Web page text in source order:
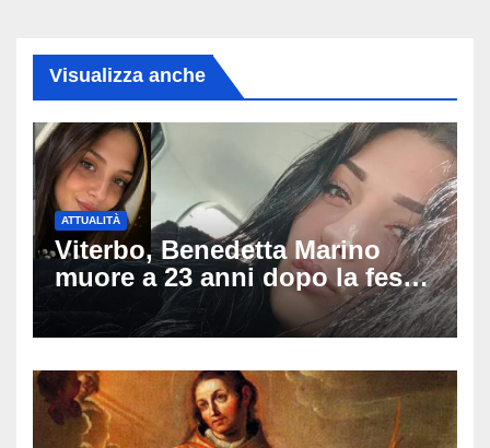
Visualizza anche
ATTUALITÀ
Viterbo, Benedetta Marino
muore a 23 anni dopo la festa
di compleanno: trovata senza
vita nell’ex consorzio, è giallo